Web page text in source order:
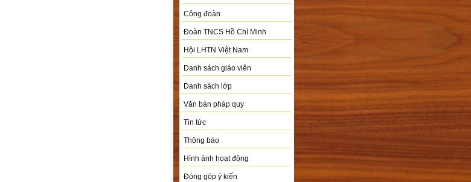
Công đoàn
Đoàn TNCS Hồ Chí Minh
Hội LHTN Việt Nam
Danh sách giáo viên
Danh sách lớp
Văn bản pháp quy
Tin tức
Thông báo
Hình ảnh hoạt động
Đóng góp ý kiến